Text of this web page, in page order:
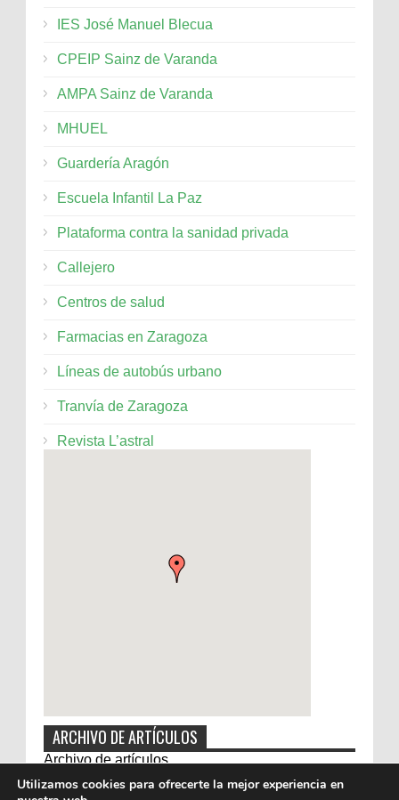
IES José Manuel Blecua
CPEIP Sainz de Varanda
AMPA Sainz de Varanda
MHUEL
Guardería Aragón
Escuela Infantil La Paz
Plataforma contra la sanidad privada
Callejero
Centros de salud
Farmacias en Zaragoza
Líneas de autobús urbano
Tranvía de Zaragoza
Revista L’astral
ARCHIVO DE ARTÍCULOS
Archivo de artículos
Utilizamos cookies para ofrecerte la mejor experiencia en